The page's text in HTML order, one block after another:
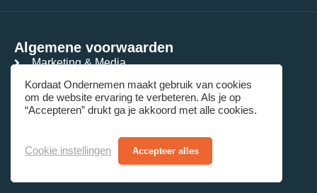
Algemene voorwaarden
Marketing & Media
Boekhouden
Mensenwerk
Kordaat Ondernemen maakt gebruik van cookies
om de website ervaring te verbeteren. Als je op
“Accepteren” drukt ga je akkoord met alle cookies.
Cookie instellingen Accepteer alles